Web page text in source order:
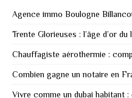
Agence immo Boulogne
Trente Glorieuses : l’âge d’or
Chauffagiste aérothermie :
Combien gagne un notaire en
Vivre comme un dubai habitant